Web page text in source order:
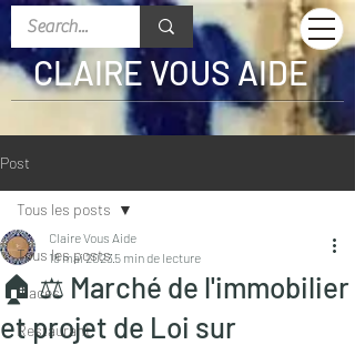
CLAIRE VOUS AIDE
Post
Tous les posts
Glaces
Restaurant
Tous les posts
🏠 ⚖️ Marché de l'immobilier
et projet de Loi sur
Claire Vous Aide
18 mai 2023 5 min de lecture